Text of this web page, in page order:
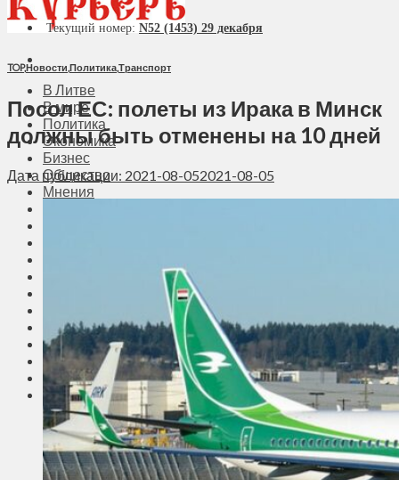
В Литве
В мире
Политика
Экономика
Бизнес
Общество
Мнения
Калейдоскоп
Армия
Сейм Литвы
Культура
Больше
Фоторепортаж
Туризм
ЛК рекомендует
Сеньорам
Текущий номер: N52 (1453) 29 декабря
TOP,Новости,Политика,Транспорт
Посол ЕС: полеты из Ирака в Минск
должны быть отменены на 10 дней
Дата публикации: 2021-08-052021-08-05